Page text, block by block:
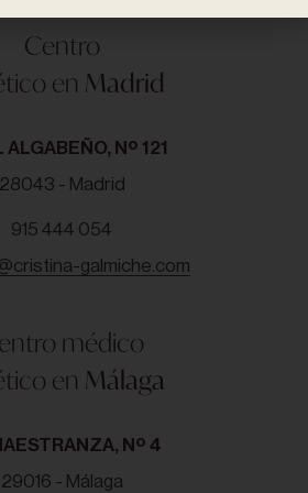
Centro
en Madrid
ALGABEÑO, Nº 121
28043 - Madrid
915 444 054
galmiche.com
médico
en Málaga
Nº 4
29016 - Málaga